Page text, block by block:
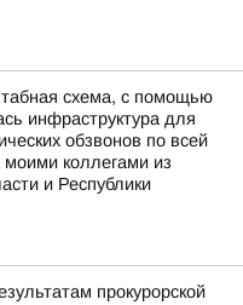
схема, с помощью
инфраструктура для
обзвонов по всей
моими коллегами из
и Республики
прокурорской